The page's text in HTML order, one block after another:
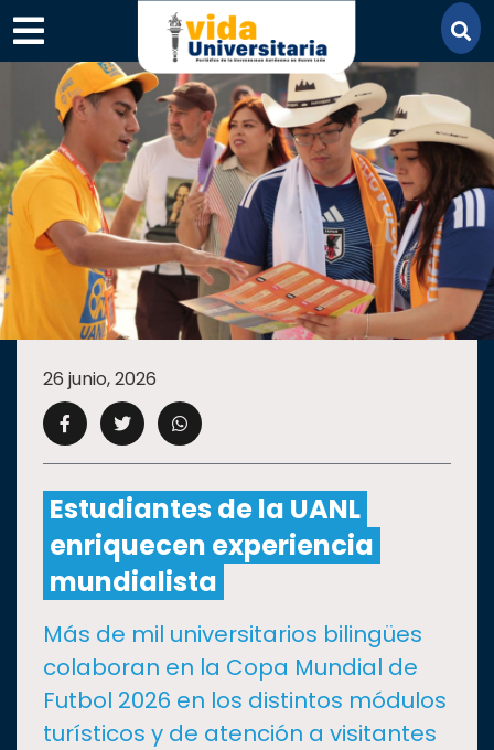
×
SECCIONES
ACADEMIA
CAMPUS UANL
CULTURA
DEPORTES
I+D+IEXPERTOS
SALUD
26 junio, 2026
Estudiantes de la UANL
enriquecen experiencia
mundialista
Más de mil universitarios bilingües
colaboran en la Copa Mundial de
Futbol 2026 en los distintos módulos
turísticos y de atención a visitantes